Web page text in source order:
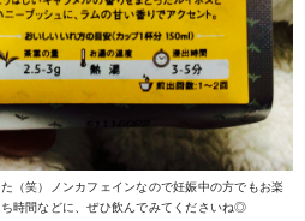
（笑）ノンカフェインなので妊娠中の方でもお楽
時間などに、ぜひ飲んでみてくださいね◎